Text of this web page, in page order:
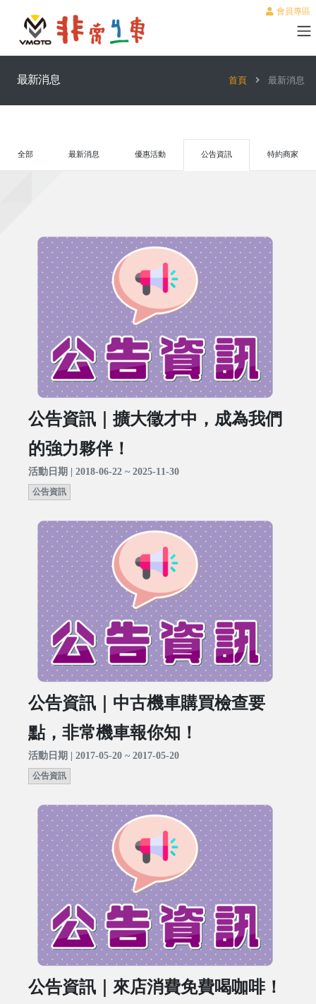
會員專區
最新消息 首頁 最新消息
全部 最新消息 優惠活動 公告資訊 特約商家
公告資訊｜擴大徵才中，成為我們
的強力夥伴！
活動日期 | 2018-06-22 ~ 2025-11-30
公告資訊
公告資訊｜中古機車購買檢查要
點，非常機車報你知！
活動日期 | 2017-05-20 ~ 2017-05-20
公告資訊
公告資訊｜來店消費免費喝咖啡！